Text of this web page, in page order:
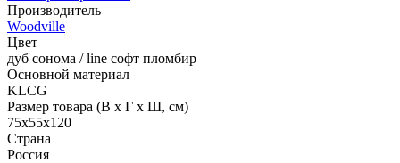
Производитель
Woodville
Цвет
дуб сонома / line софт пломбир
Основной материал
KLCG
Размер товара (В x Г x Ш, см)
75x55x120
Страна
Россия